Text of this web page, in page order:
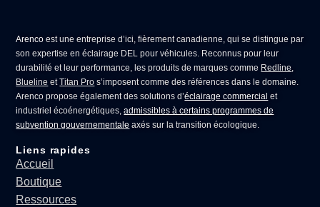
Arenco est une entreprise d’ici, fièrement canadienne, qui se distingue par
son expertise enéclairage DEL pour véhicules. Reconnus pour leur
durabilité et leur performance, les produits de marques comme Redline,
Blueline etTitan Pro s’imposent comme des références dans le domaine.
Arenco propose également des solutions d’éclairage commercial et
industriel écoénergétiques,admissibles à certains programmes de
subvention gouvernementale axés sur la transition écologique.
Liens rapides
Accueil
Boutique
Ressources